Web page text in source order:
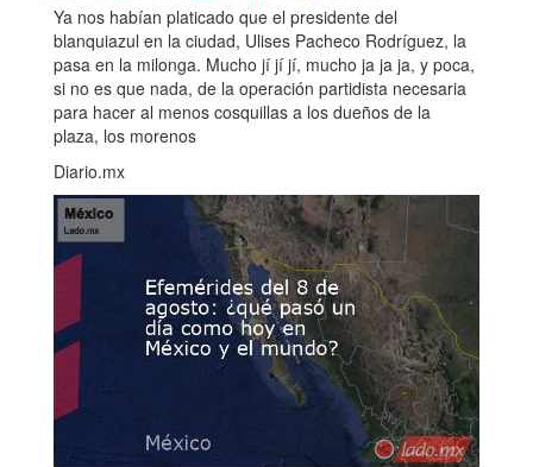
Ya nos habían platicado que el presidente del
blanquiazul en la ciudad, Ulises Pacheco Rodríguez, la
pasa en la milonga. Mucho jí jí jí, mucho ja ja ja, y poca,
si no es que nada, de la operación partidista necesaria
para hacer al menos cosquillas a los dueños de la
plaza, los morenos
Diario.mx